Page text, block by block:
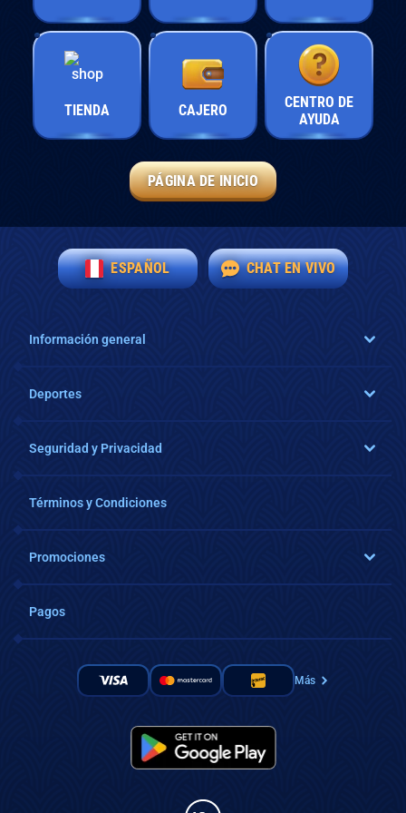
TIENDA CAJERO
CENTRO DE
AYUDA
PÁGINA DE INICIO
ESPAÑOL CHAT EN VIVO
Información general
Deportes
Seguridad y Privacidad
Términos y Condiciones
Promociones
Pagos
Más